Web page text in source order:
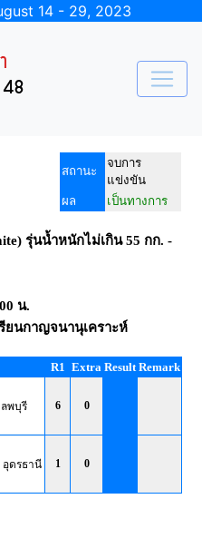
14 - 29, 2023
สถานะ
จบการ
แข่งขัน
ผล
เป็นทางการ
รุ่นน้ำหนักไม่เกิน 55 กก. -
น.
ยนกาญจนานุเคราะห์
R1 Extra Result Remark
ลพบุรี 6 0
อุดรธานี 1 0